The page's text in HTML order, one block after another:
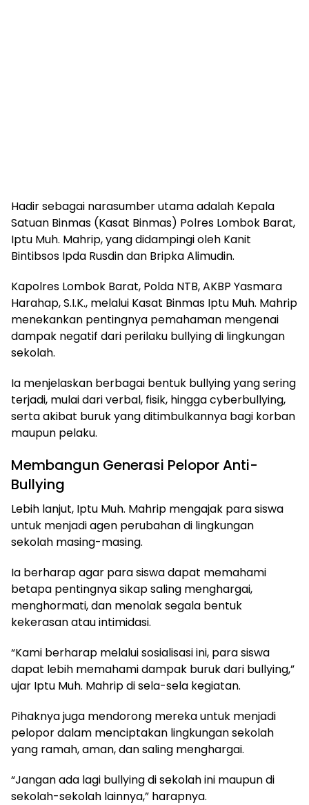
Hadir sebagai narasumber utama adalah Kepala
Satuan Binmas (Kasat Binmas) Polres Lombok Barat,
Iptu Muh. Mahrip, yang didampingi oleh Kanit
Bintibsos Ipda Rusdin dan Bripka Alimudin.
Kapolres Lombok Barat, Polda NTB, AKBP Yasmara
Harahap, S.I.K., melalui Kasat Binmas Iptu Muh. Mahrip
menekankan pentingnya pemahaman mengenai
dampak negatif dari perilaku bullying di lingkungan
sekolah.
Ia menjelaskan berbagai bentuk bullying yang sering
terjadi, mulai dari verbal, fisik, hingga cyberbullying,
serta akibat buruk yang ditimbulkannya bagi korban
maupun pelaku.
Membangun Generasi Pelopor Anti-
Bullying
Lebih lanjut, Iptu Muh. Mahrip mengajak para siswa
untuk menjadi agen perubahan di lingkungan
sekolah masing-masing.
Ia berharap agar para siswa dapat memahami
betapa pentingnya sikap saling menghargai,
menghormati, dan menolak segala bentuk
kekerasan atau intimidasi.
“Kami berharap melalui sosialisasi ini, para siswa
dapat lebih memahami dampak buruk dari bullying,”
ujar Iptu Muh. Mahrip di sela-sela kegiatan.
Pihaknya juga mendorong mereka untuk menjadi
pelopor dalam menciptakan lingkungan sekolah
yang ramah, aman, dan saling menghargai.
“Jangan ada lagi bullying di sekolah ini maupun di
sekolah-sekolah lainnya,” harapnya.